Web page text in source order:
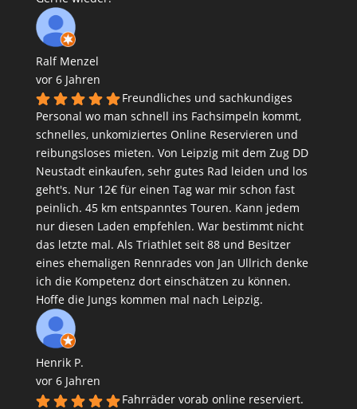
Ralf Menzel
vor 6 Jahren
Freundliches und sachkundiges
Personal wo man schnell ins Fachsimpeln kommt,
schnelles, unkomiziertes Online Reservieren und
reibungsloses mieten. Von Leipzig mit dem Zug DD
Neustadt einkaufen, sehr gutes Rad leiden und los
geht's. Nur 12€ für einen Tag war mir schon fast
peinlich. 45 km entspanntes Touren. Kann jedem
nur diesen Laden empfehlen. War bestimmt nicht
das letzte mal. Als Triathlet seit 88 und Besitzer
eines ehemaligen Rennrades von Jan Ullrich denke
ich die Kompetenz dort einschätzen zu können.
Hoffe die Jungs kommen mal nach Leipzig.
Henrik P.
vor 6 Jahren
Fahrräder vorab online reserviert.